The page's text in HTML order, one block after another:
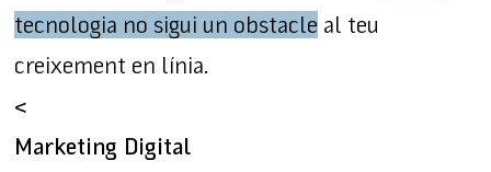
tecnologia no sigui un obstacle al teu
creixement en línia.
<
Marketing Digital